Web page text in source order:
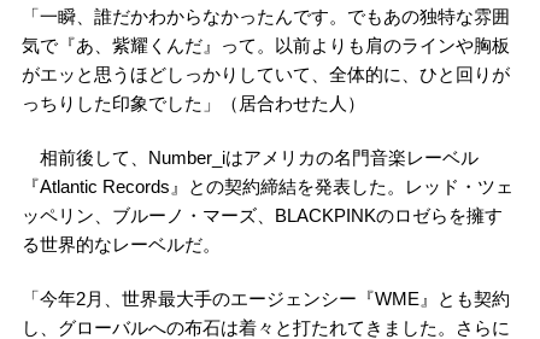
「一瞬、誰だかわからなかったんです。でもあの独特な雰囲
気で『あ、紫耀くんだ』って。以前よりも肩のラインや胸板
がエッと思うほどしっかりしていて、全体的に、ひと回りが
っちりした印象でした」（居合わせた人）
相前後して、Number_iはアメリカの名門音楽レーベル
『Atlantic Records』との契約締結を発表した。レッド・ツェ
ッペリン、ブルーノ・マーズ、BLACKPINKのロゼらを擁す
る世界的なレーベルだ。
「今年2月、世界最大手のエージェンシー『WME』とも契約
し、グローバルへの布石は着々と打たれてきました。さらに